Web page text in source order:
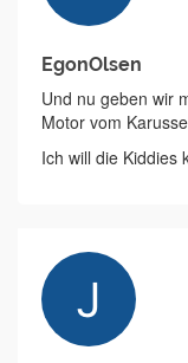
EgonOlsen
Und nu geben wir
Motor vom
Ich will die Kiddies